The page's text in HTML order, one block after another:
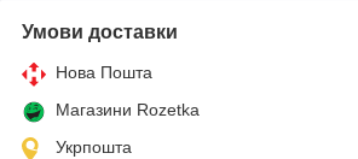
Умови доставки
Нова Пошта
Магазини Rozetka
Укрпошта